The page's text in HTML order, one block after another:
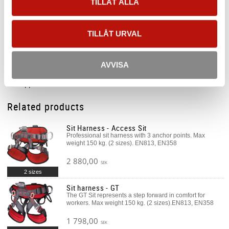
TILLÅT ALLA
TILLÅT URVAL
AVVISA
connected to any EN 813 harness by connecting it to the front
attachment point with two connectors. Equipped with buckle for
connection to the back of compatible harnesses when not in use.
Related products
Sit Harness - Access Sit
Professional sit harness with 3 anchor points. Max
weight 150 kg. (2 sizes). EN813, EN358
2 880,00 SEK
2 sizes
Sit harness - GT
The GT Sit represents a step forward in comfort for
workers. Max weight 150 kg. (2 sizes).EN813, EN358
1 798,00 SEK